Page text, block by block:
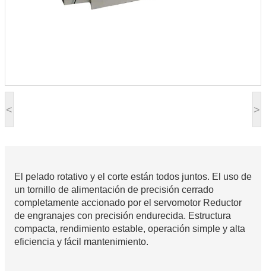
< >
El pelado rotativo y el corte están todos juntos. El uso de
un tornillo de alimentación de precisión cerrado
completamente accionado por el servomotor Reductor
de engranajes con precisión endurecida. Estructura
compacta, rendimiento estable, operación simple y alta
eficiencia y fácil mantenimiento.